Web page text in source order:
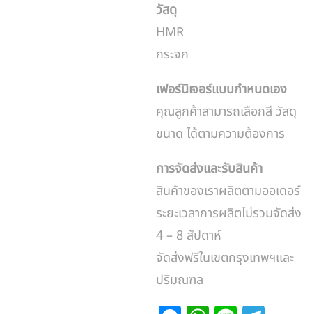
วัสดุ
HMR
กระจก
เฟอร์นิเจอร์แบบกำหนดเอง
คุณลูกค้าสามารถเลือกสี วัสดุ
ขนาด ได้ตามความต้องการ
การจัดส่งและรับสินค้า
สินค้าของเราผลิตตามออเดอร์
ระยะเวลาการผลิตไม่รวมจัดส่ง
4 – 8 สัปดาห์
จัดส่งฟรีในเขตกรุงเทพฯและ
ปริมณฑล